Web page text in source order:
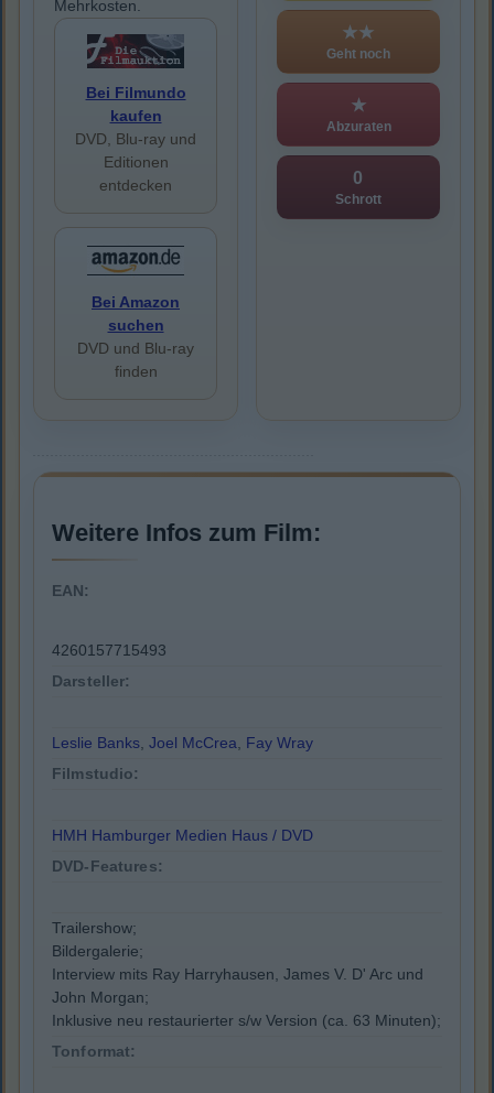
Mehrkosten.
Bei Filmundo
kaufen
DVD, Blu-ray und
Editionen
entdecken
Bei Amazon
suchen
DVD und Blu-ray
finden
★★
Geht noch
★
Abzuraten
0
Schrott
Weitere Infos zum Film:
EAN:
4260157715493
Darsteller:
Leslie Banks, Joel McCrea, Fay Wray
Filmstudio:
HMH Hamburger Medien Haus / DVD
DVD-Features:
Trailershow;
Bildergalerie;
Interview mits Ray Harryhausen, James V. D' Arc und
John Morgan;
Inklusive neu restaurierter s/w Version (ca. 63 Minuten);
Tonformat: